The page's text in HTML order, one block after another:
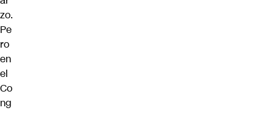
zo.
Pe
ro
en
el
Co
ng